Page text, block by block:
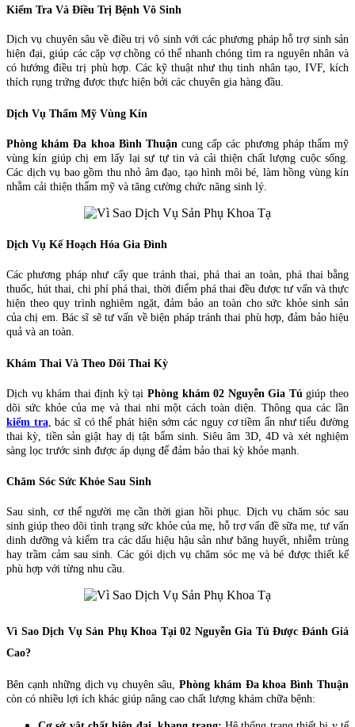
Kiểm Tra Và Điều Trị Bệnh Vô Sinh
Dịch vụ chuyên sâu về điều trị vô sinh với các phương pháp hỗ trợ sinh sản
hiện đại, giúp các cặp vợ chồng có thể nhanh chóng tìm ra nguyên nhân và
có hướng điều trị phù hợp. Các kỹ thuật như thụ tinh nhân tạo, IVF, kích
thích rụng trứng được thực hiện bởi các chuyên gia hàng đầu.
Dịch Vụ Thẩm Mỹ Vùng Kín
Phòng khám Đa khoa Bình Thuận cung cấp các phương pháp thẩm mỹ
vùng kín giúp chị em lấy lại sự tự tin và cải thiện chất lượng cuộc sống.
Các dịch vụ bao gồm thu nhỏ âm đạo, tạo hình môi bé, làm hồng vùng kín
nhằm cải thiện thẩm mỹ và tăng cường chức năng sinh lý.
Dịch Vụ Kế Hoạch Hóa Gia Đình
Các phương pháp như cấy que tránh thai, phá thai an toàn, phá thai bằng
thuốc, hút thai, chi phí phá thai, thời điểm phá thai đều được tư vấn và thực
hiện theo quy trình nghiêm ngặt, đảm bảo an toàn cho sức khỏe sinh sản
của chị em. Bác sĩ sẽ tư vấn về biện pháp tránh thai phù hợp, đảm bảo hiệu
quả và an toàn.
Khám Thai Và Theo Dõi Thai Kỳ
Dịch vụ khám thai định kỳ tại Phòng khám 02 Nguyễn Gia Tú giúp theo
dõi sức khỏe của mẹ và thai nhi một cách toàn diện. Thông qua các lần
kiểm tra, bác sĩ có thể phát hiện sớm các nguy cơ tiềm ẩn như tiểu đường
thai kỳ, tiền sản giật hay dị tật bẩm sinh. Siêu âm 3D, 4D và xét nghiệm
sàng lọc trước sinh được áp dụng để đảm bảo thai kỳ khỏe mạnh.
Chăm Sóc Sức Khỏe Sau Sinh
Sau sinh, cơ thể người mẹ cần thời gian hồi phục. Dịch vụ chăm sóc sau
sinh giúp theo dõi tình trạng sức khỏe của mẹ, hỗ trợ vấn đề sữa mẹ, tư vấn
dinh dưỡng và kiểm tra các dấu hiệu hậu sản như băng huyết, nhiễm trùng
hay trầm cảm sau sinh. Các gói dịch vụ chăm sóc mẹ và bé được thiết kế
phù hợp với từng nhu cầu.
Vì Sao Dịch Vụ Sản Phụ Khoa Tại 02 Nguyễn Gia Tú Được Đánh Giá
Cao?
Bên cạnh những dịch vụ chuyên sâu, Phòng khám Đa khoa Bình Thuận
còn có nhiều lợi ích khác giúp nâng cao chất lượng khám chữa bệnh: